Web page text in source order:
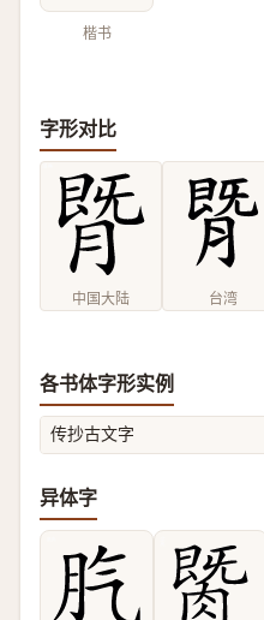
楷书
字形对比
中国大陆 台湾
各书体字形实例
传抄古文字
异体字